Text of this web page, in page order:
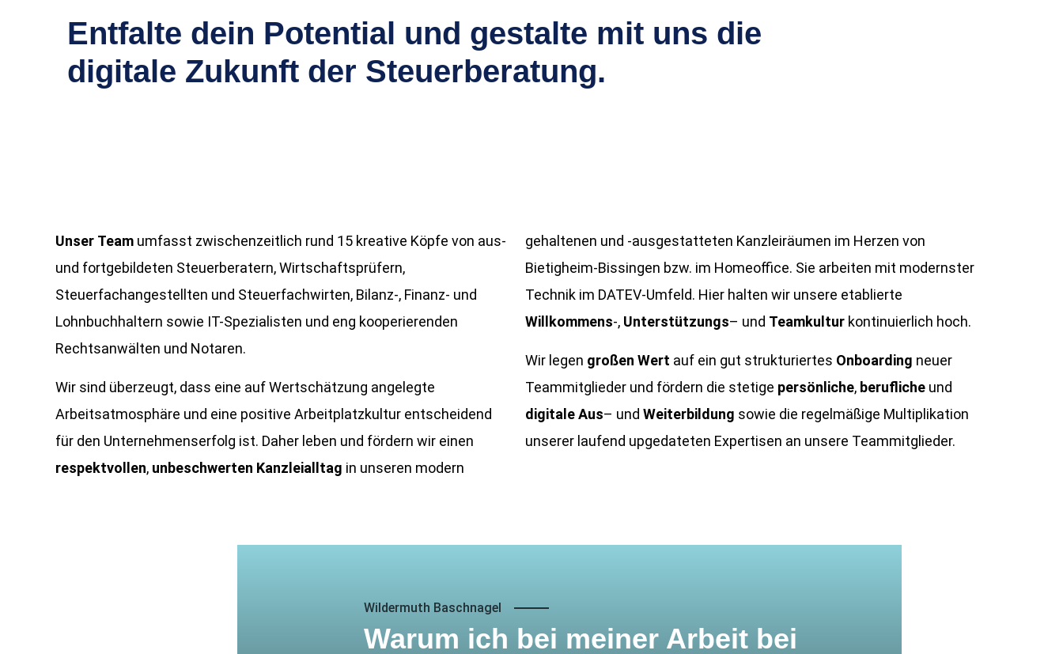
Entfalte dein Potential und gestalte mit uns die
digitale Zukunft der Steuerberatung.
Unser Team umfasst zwischenzeitlich rund 15 kreative Köpfe von aus-
und fortgebildeten Steuerberatern, Wirtschaftsprüfern,
Steuerfachangestellten und Steuerfachwirten, Bilanz-, Finanz- und
Lohnbuchhaltern sowie IT-Spezialisten und eng kooperierenden
Rechtsanwälten und Notaren.
Wir sind überzeugt, dass eine auf Wertschätzung angelegte
Arbeitsatmosphäre und eine positive Arbeitplatzkultur entscheidend
für den Unternehmenserfolg ist. Daher leben und fördern wir einen
respektvollen, unbeschwerten Kanzleialltag in unseren modern
gehaltenen und -ausgestatteten Kanzleiräumen im Herzen von
Bietigheim-Bissingen bzw. im Homeoffice. Sie arbeiten mit modernster
Technik im DATEV-Umfeld. Hier halten wir unsere etablierte
Willkommens-, Unterstützungs– und Teamkultur kontinuierlich hoch.
Wir legen großen Wert auf ein gut strukturiertes Onboarding neuer
Teammitglieder und fördern die stetige persönliche, berufliche und
digitaleAus– und Weiterbildung sowie die regelmäßige Multiplikation
unserer laufend upgedateten Expertisen an unsere Teammitglieder.
Wildermuth Baschnagel
Warum ich bei meiner Arbeit bei